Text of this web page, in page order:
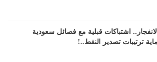
اشتباكات قبلية مع فصائل سعودية
ترتيبات تصدير النفط..!